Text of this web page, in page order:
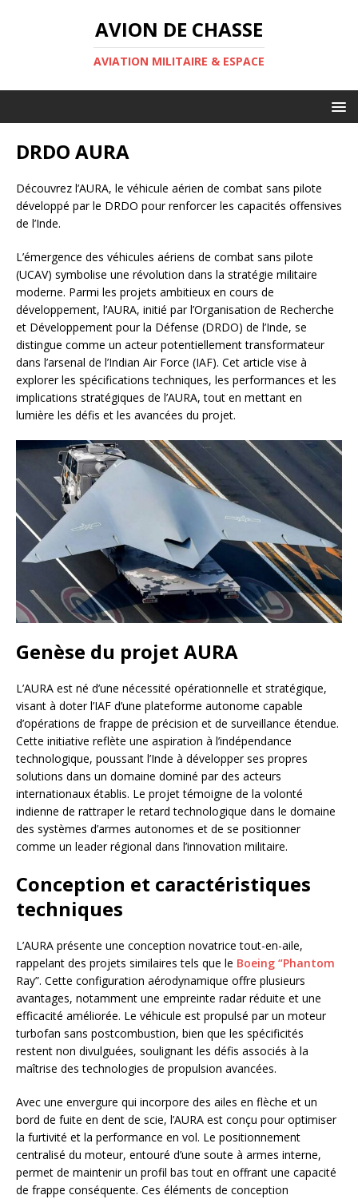
AVION DE CHASSE
AVIATION MILITAIRE & ESPACE
DRDO AURA
Découvrez l’AURA, le véhicule aérien de combat sans pilote
développé par le DRDO pour renforcer les capacités offensives
de l’Inde.
L’émergence des véhicules aériens de combat sans pilote
(UCAV) symbolise une révolution dans la stratégie militaire
moderne. Parmi les projets ambitieux en cours de
développement, l’AURA, initié par l’Organisation de Recherche
et Développement pour la Défense (DRDO) de l’Inde, se
distingue comme un acteur potentiellement transformateur
dans l’arsenal de l’Indian Air Force (IAF). Cet article vise à
explorer les spécifications techniques, les performances et les
implications stratégiques de l’AURA, tout en mettant en
lumière les défis et les avancées du projet.
Genèse du projet AURA
L’AURA est né d’une nécessité opérationnelle et stratégique,
visant à doter l’IAF d’une plateforme autonome capable
d’opérations de frappe de précision et de surveillance étendue.
Cette initiative reflète une aspiration à l’indépendance
technologique, poussant l’Inde à développer ses propres
solutions dans un domaine dominé par des acteurs
internationaux établis. Le projet témoigne de la volonté
indienne de rattraper le retard technologique dans le domaine
des systèmes d’armes autonomes et de se positionner
comme un leader régional dans l’innovation militaire.
Conception et caractéristiques
techniques
L’AURA présente une conception novatrice tout-en-aile,
rappelant des projets similaires tels que le Boeing “Phantom
Ray”. Cette configuration aérodynamique offre plusieurs
avantages, notamment une empreinte radar réduite et une
efficacité améliorée. Le véhicule est propulsé par un moteur
turbofan sans postcombustion, bien que les spécificités
restent non divulguées, soulignant les défis associés à la
maîtrise des technologies de propulsion avancées.
Avec une envergure qui incorpore des ailes en flèche et un
bord de fuite en dent de scie, l’AURA est conçu pour optimiser
la furtivité et la performance en vol. Le positionnement
centralisé du moteur, entouré d’une soute à armes interne,
permet de maintenir un profil bas tout en offrant une capacité
de frappe conséquente. Ces éléments de conception